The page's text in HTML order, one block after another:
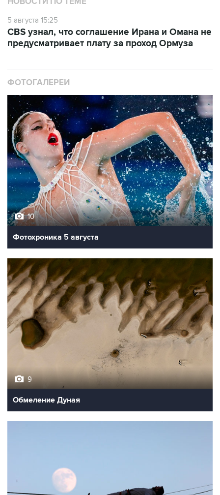
5 августа 15:25
CBS узнал, что соглашение Ирана и Омана не
предусматривает плату за проход Ормуза
ФОТОГАЛЕРЕИ
10
Фотохроника 5 августа
9
Обмеление Дуная